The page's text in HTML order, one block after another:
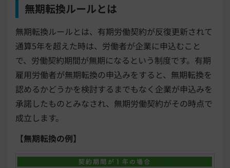
無期転換ルールとは
無期転換ルールとは、有期労働契約が反復更新されて
通算5年を超えた時は、労働者が企業に申込むこと
で、労働契約期間が無期になるという制度です。有期
雇用労働者が無期転換の申込みをすると、無期転換を
認めるかどうかを検討するまでもなく企業が申込みを
承諾したものとみなされ、無期労働契約がその時点で
成立します。
【無期転換の例】